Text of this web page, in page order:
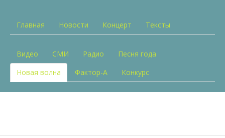
Главная Новости Концерт Тексты
Видео СМИ Радио
Песня года
Новая волна
Фактор-А Конкурс